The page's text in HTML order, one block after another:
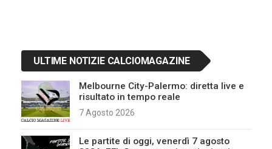
ULTIME NOTIZIE CALCIOMAGAZINE
Melbourne City-Palermo: diretta live e
risultato in tempo reale
7 Agosto 2026
Le partite di oggi, venerdì 7 agosto